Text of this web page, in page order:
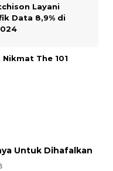
Layani
Data 8,9% di
The 101
Untuk Dihafalkan